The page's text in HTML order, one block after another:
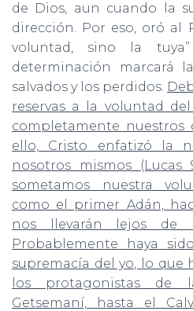
de Dios, aun cuando la
dirección. Por eso, oró al
voluntad, sino la tuya”
determinación marcará
salvados y los perdidos.
reservas a la voluntad
completamente nuestros
ello, Cristo enfatizó la
nosotros mismos (Lucas
sometamos nuestra
como el primer Adán,
nos llevarán lejos de
Probablemente haya
supremacía del yo, lo que
los protagonistas de
Getsemaní, hasta el